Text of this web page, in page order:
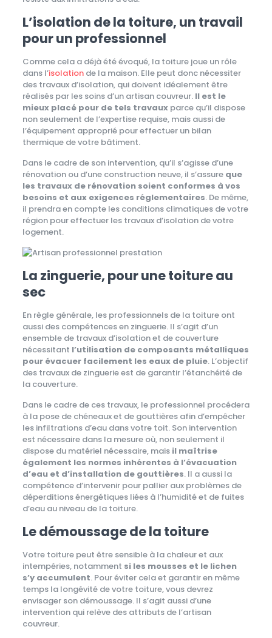
L’isolation de la toiture, un travail
pour un professionnel
Comme cela a déjà été évoqué, la toiture joue un rôle
dans l’isolationde la maison. Elle peut donc nécessiter
des travaux d’isolation, qui doivent idéalement être
réalisés par les soins d’un artisan couvreur. Il est le
mieux placé pour de tels travauxparce qu’il dispose
non seulement de l’expertise requise, mais aussi de
l’équipement approprié pour effectuer un bilan
thermique de votre bâtiment.
Dans le cadre de son intervention, qu’il s’agisse d’une
rénovation ou d’une construction neuve, il s’assure que
les travaux de rénovation soient conformes à vos
besoins et aux exigences réglementaires. De même,
il prendra en compte les conditions climatiques de votre
région pour effectuer les travaux d’isolation de votre
logement.
La zinguerie, pour une toiture au
sec
En règle générale, les professionnels de la toiture ont
aussi des compétences en zinguerie. Il s’agit d’un
ensemble de travaux d’isolation et de couverture
nécessitant l’utilisation de composants métalliques
pour évacuer facilement les eaux de pluie. L’objectif
des travaux de zinguerie est de garantir l’étanchéité de
la couverture.
Dans le cadre de ces travaux, le professionnel procédera
à la pose de chéneaux et de gouttières afin d’empêcher
les infiltrations d’eau dans votre toit. Son intervention
est nécessaire dans la mesure où, non seulement il
dispose du matériel nécessaire, mais il maîtrise
également les normes inhérentes à l’évacuation
d’eau et d’installation de gouttières. Il a aussi la
compétence d’intervenir pour pallier aux problèmes de
déperditions énergétiques liées à l’humidité et de fuites
d’eau au niveau de la toiture.
Le démoussage de la toiture
Votre toiture peut être sensible à la chaleur et aux
intempéries, notamment si les mousses et le lichen
s’y accumulent. Pour éviter cela et garantir en même
temps la longévité de votre toiture, vous devrez
envisager son démoussage. Il s’agit aussi d’une
intervention qui relève des attributs de l’artisan
couvreur.